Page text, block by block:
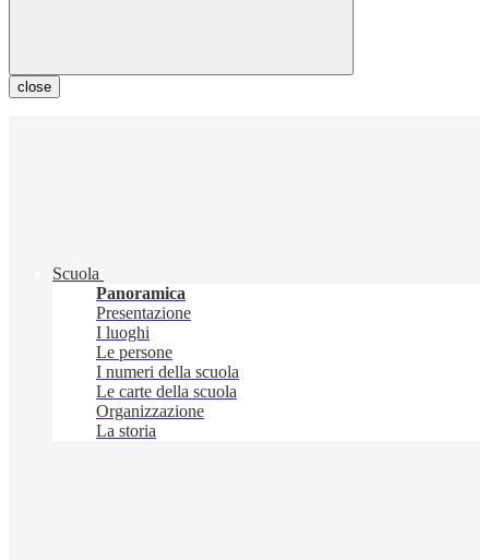
close
Scuola
Panoramica
Presentazione
I luoghi
Le persone
I numeri della scuola
Le carte della scuola
Organizzazione
La storia